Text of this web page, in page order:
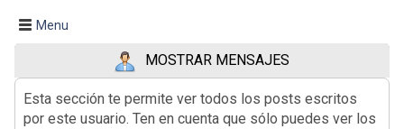
Menu
MOSTRAR MENSAJES
Esta sección te permite ver todos los posts escritos
por este usuario. Ten en cuenta que sólo puedes ver los